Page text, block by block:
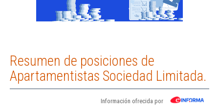
Resumen de posiciones de
Apartamentistas Sociedad Limitada.
Información ofrecida por